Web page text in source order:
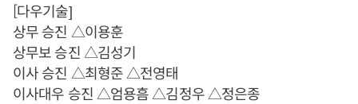
[다우기술]
상무 승진 △이용훈
상무보 승진 △김성기
이사 승진 △최형준 △전영태
이사대우 승진 △엄용흠 △김정우 △정은종